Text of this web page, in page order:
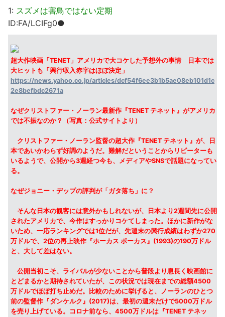
1: スズメは害鳥ではない定期
ID:FA/LCIFg0●
超大作映画「TENET」アメリカで大コケした予想外の事情 日本では
大ヒットも「興行収入赤字はほぼ決定」
https://news.yahoo.co.jp/articles/dcf54f6ee3b1b5ae08eb101d1c
2e8befbdc2671a
なぜクリストファー・ノーラン最新作『TENET テネット』がアメリカ
では不振なのか？（写真：公式サイトより）
クリストファー・ノーラン監督の超大作『TENET テネット』が、日
本であいかわらず好調のようだ。難解だということからリピーターも
いるようで、公開から3週経つ今も、メディアやSNSで話題になってい
る。
なぜジョニー・デップの評判が「ガタ落ち」に？
そんな日本の観客には意外かもしれないが、日本より2週間先に公開
されたアメリカで、今作はすっかりコケてしまった。ほかに新作がな
いため、一応ランキングでは1位だが、先週末の興行成績はわずか270
万ドルで、2位の再上映作『ホーカス ポーカス』(1993)の190万ドル
と、大して差はない。
公開当初こそ、ライバルが少ないことから普段より息長く映画館に
とどまるかと期待されていたが、この状況では現在までの総額4500
万ドルでほぼ打ち止めだ。比較のために挙げると、ノーランのひとつ
前の監督作『ダンケルク』(2017)は、最初の週末だけで5000万ドル
を売り上げている。コロナ前なら、4500万ドルは『TENET テネッ